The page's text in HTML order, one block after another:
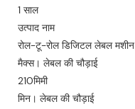
1 साल
उत्पाद नाम
रोल-टू-रोल डिजिटल लेबल मशीन
मैक्स। लेबल की चौड़ाई
210मिमी
मिन। लेबल की चौड़ाई